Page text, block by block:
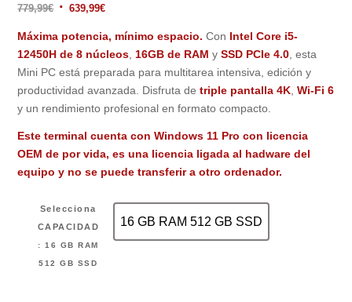
779,99€ El
original
639,99€El
actual
Máxima potencia, mínimo espacio. Con Intel Core i5-
12450H de 8 núcleos 16GB de RAM ySSD PCIe 4.0 , esta
Mini PC está preparada para multitarea intensiva, edición y
productividad avanzada. Disfruta detriple pantalla 4K ,Wi-Fi 6
y un rendimiento profesional en formato compacto.
Este terminal cuenta con Windows 11 Pro con licencia
OEM de por vida, es una licencia ligada al hadware del
equipo y no se puede transferir a otro ordenador.
Selecciona
CAPACIDAD
: 16 GB RAM
512 GB SSD
16 GB RAM 512 GB SSD
16 GB RAM 512 GB SSD